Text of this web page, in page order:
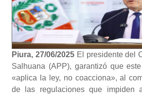
Piura, 27/06/2025 El presidente del
Salhuana (APP), garantizó que
«aplica la ley, no coacciona», al
de las regulaciones que impiden